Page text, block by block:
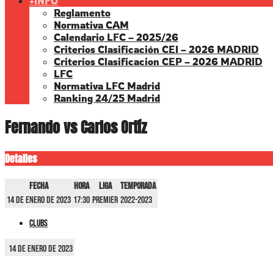
Reglamento
Normativa CAM
Calendario LFC – 2025/26
Criterios Clasificación CEI – 2026 MADRID
Criterios Clasificacion CEP – 2026 MADRID
LFC
Normativa LFC Madrid
Ranking 24/25 Madrid
Fernando vs Carlos Ortíz
Detalles
Fecha Hora Liga
Temporada
14 de enero de 2023 17:30 Premier 2022-2023
Clubs
14 de enero de 2023